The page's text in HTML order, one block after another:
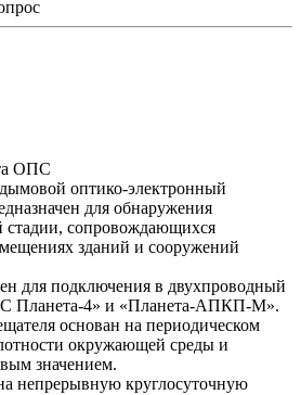
ОПС
оптико-электронный
для обнаружения
стадии, сопровождающихся
зданий и сооружений
для подключения в двухпроводный
Планета-4» и «Планета-АПКП-М».
основан на периодическом
окружающей среды и
значением.
непрерывную круглосуточную